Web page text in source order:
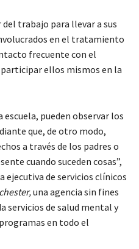
trabajo para llevar a sus
en el tratamiento
frecuente con el
ellos mismos en la
pueden observar los
que, de otro modo,
a través de los padres o
cuando suceden cosas”,
ejecutiva de servicios clínicos
una agencia sin fines
servicios de salud mental y
en todo el